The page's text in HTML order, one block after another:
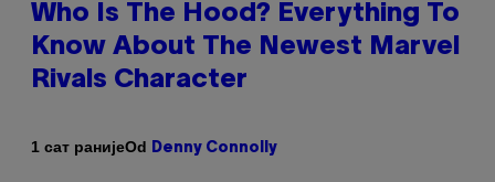
Who Is The Hood? Everything To
Know About The Newest Marvel
Rivals Character
1 сат ранијеOd Denny Connolly